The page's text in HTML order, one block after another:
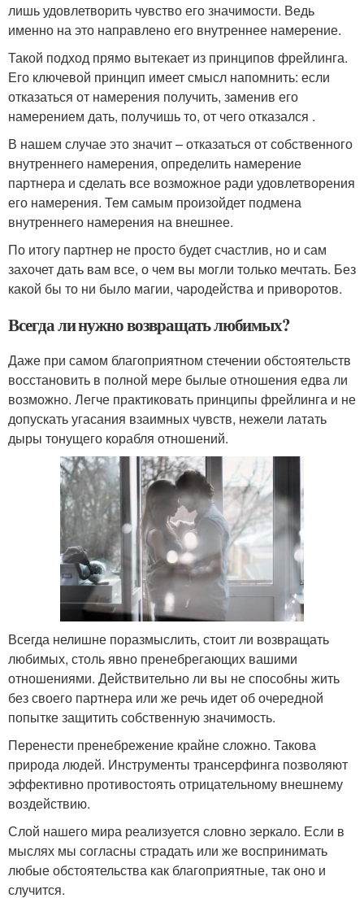
лишь удовлетворить чувство его значимости. Ведь
именно на это направлено его внутреннее намерение.
Такой подход прямо вытекает из принципов фрейлинга.
Его ключевой принцип имеет смысл напомнить: если
отказаться от намерения получить, заменив его
намерением дать, получишь то, от чего отказался .
В нашем случае это значит – отказаться от собственного
внутреннего намерения, определить намерение
партнера и сделать все возможное ради удовлетворения
его намерения. Тем самым произойдет подмена
внутреннего намерения на внешнее.
По итогу партнер не просто будет счастлив, но и сам
захочет дать вам все, о чем вы могли только мечтать. Без
какой бы то ни было магии, чародейства и приворотов.
Всегда ли нужно возвращать любимых?
Даже при самом благоприятном стечении обстоятельств
восстановить в полной мере былые отношения едва ли
возможно. Легче практиковать принципы фрейлинга и не
допускать угасания взаимных чувств, нежели латать
дыры тонущего корабля отношений.
Всегда нелишне поразмыслить, стоит ли возвращать
любимых, столь явно пренебрегающих вашими
отношениями. Действительно ли вы не способны жить
без своего партнера или же речь идет об очередной
попытке защитить собственную значимость.
Перенести пренебрежение крайне сложно. Такова
природа людей. Инструменты трансерфинга позволяют
эффективно противостоять отрицательному внешнему
воздействию.
Слой нашего мира реализуется словно зеркало. Если в
мыслях мы согласны страдать или же воспринимать
любые обстоятельства как благоприятные, так оно и
случится.